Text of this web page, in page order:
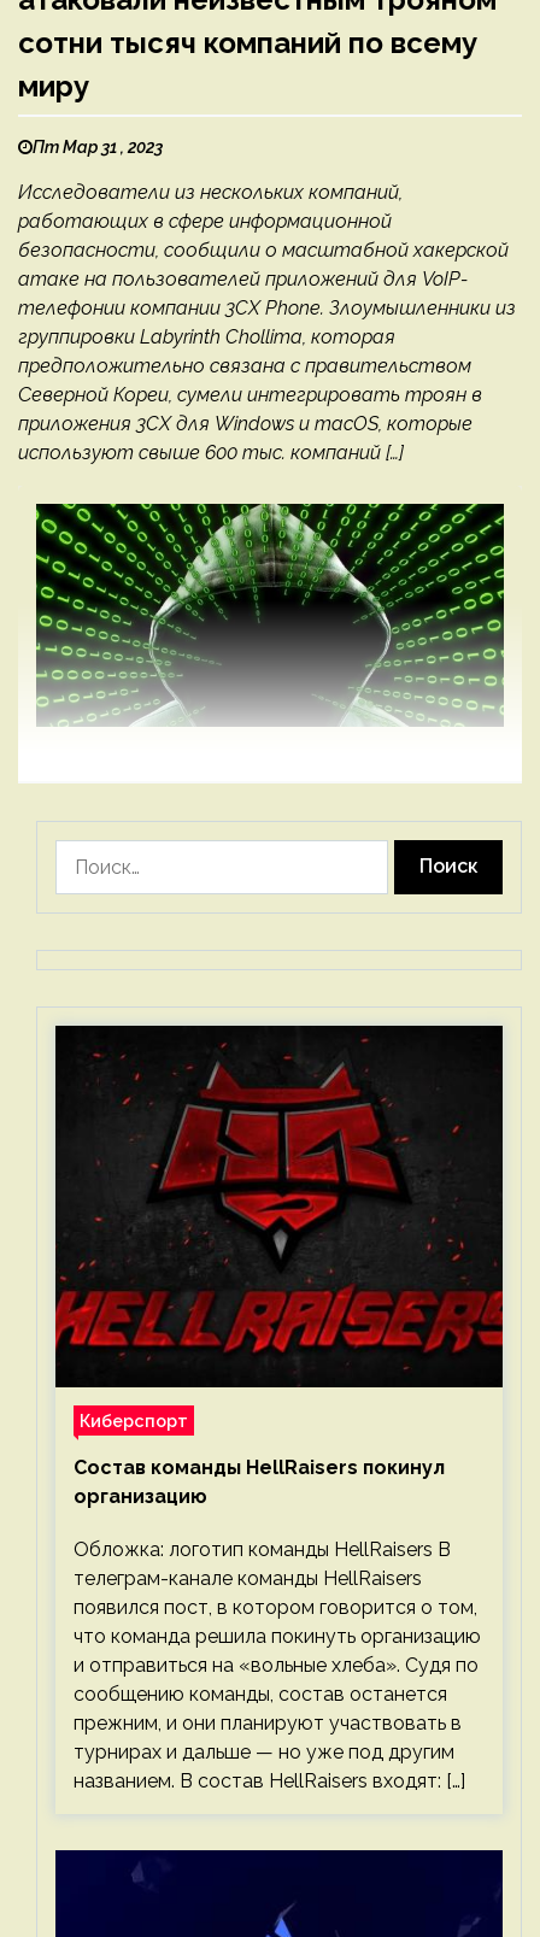
сотни тысяч компаний по всему
миру
Пт Мар 31 , 2023
Исследователи из нескольких компаний,
работающих в сфере информационной
безопасности, сообщили о масштабной хакерской
атаке на пользователей приложений для VoIP-
телефонии компании 3CX Phone. Злоумышленники из
группировки Labyrinth Chollima, которая
предположительно связана с правительством
Северной Кореи, сумели интегрировать троян в
приложения 3CX для Windows и macOS, которые
используют свыше 600 тыс. компаний […]
Киберспорт
Состав команды HellRaisers покинул
организацию
Обложка: логотип команды HellRaisers В
телеграм-канале команды HellRaisers
появился пост, в котором говорится о том,
что команда решила покинуть организацию
и отправиться на «вольные хлеба». Судя по
сообщению команды, состав останется
прежним, и они планируют участвовать в
турнирах и дальше — но уже под другим
названием. В состав HellRaisers входят: […]